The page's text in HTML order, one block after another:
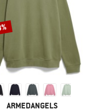
ARMEDANGELS